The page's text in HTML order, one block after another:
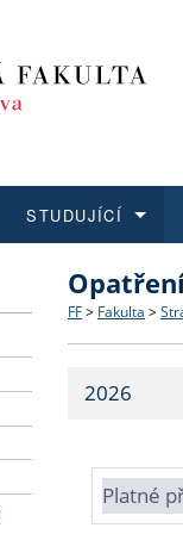
Struktura
Strategie
Fakultní
Co
Učitelské
STUDUJÍCÍ
O vědě a
Aktuální
FF > Fakulta >
2026
Platné